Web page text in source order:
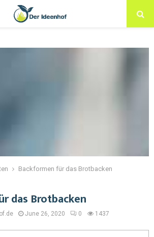
Backformen für das Brotbacken
das Brotbacken
June 26, 2020 0 1437